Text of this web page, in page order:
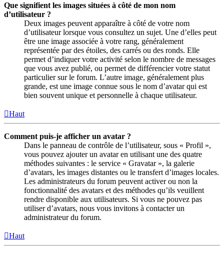
Que signifient les images situées à côté de mon nom
d’utilisateur ?
Deux images peuvent apparaître à côté de votre nom
d’utilisateur lorsque vous consultez un sujet. Une d’elles peut
être une image associée à votre rang, généralement
représentée par des étoiles, des carrés ou des ronds. Elle
permet d’indiquer votre activité selon le nombre de messages
que vous avez publié, ou permet de différencier votre statut
particulier sur le forum. L’autre image, généralement plus
grande, est une image connue sous le nom d’avatar qui est
bien souvent unique et personnelle à chaque utilisateur.
Haut
Comment puis-je afficher un avatar ?
Dans le panneau de contrôle de l’utilisateur, sous « Profil »,
vous pouvez ajouter un avatar en utilisant une des quatre
méthodes suivantes : le service « Gravatar », la galerie
d’avatars, les images distantes ou le transfert d’images locales.
Les administrateurs du forum peuvent activer ou non la
fonctionnalité des avatars et des méthodes qu’ils veuillent
rendre disponible aux utilisateurs. Si vous ne pouvez pas
utiliser d’avatars, nous vous invitons à contacter un
administrateur du forum.
Haut